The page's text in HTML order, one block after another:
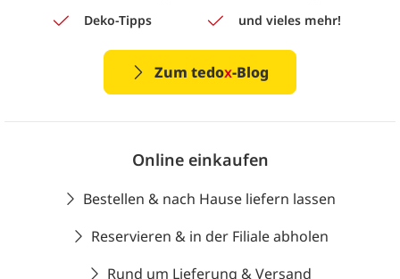
Deko-Tipps
und vieles mehr!
Zum tedox-Blog
Online einkaufen
Bestellen & nach Hause liefern lassen
Reservieren & in der Filiale abholen
Rund um Lieferung & Versand